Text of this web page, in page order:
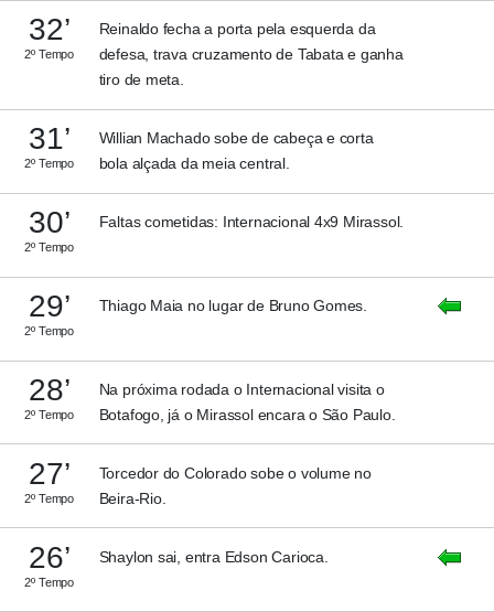
32’
2º Tempo
Reinaldo fecha a porta pela esquerda da
defesa, trava cruzamento de Tabata e ganha
tiro de meta.
31’
2º Tempo
Willian Machado sobe de cabeça e corta
bola alçada da meia central.
30’
2º Tempo
Faltas cometidas: Internacional 4x9 Mirassol.
29’
2º Tempo
Thiago Maia no lugar de Bruno Gomes.
28’
2º Tempo
Na próxima rodada o Internacional visita o
Botafogo, já o Mirassol encara o São Paulo.
27’
2º Tempo
Torcedor do Colorado sobe o volume no
Beira-Rio.
26’
2º Tempo
Shaylon sai, entra Edson Carioca.